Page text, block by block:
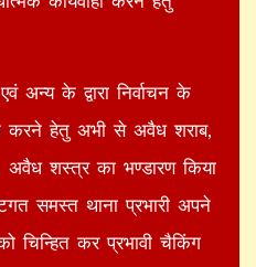
अन्य के द्वारा निर्वाचन के
करने हेतु अभी से अवैध शराब,
शस्त्र का भण्डारण किया
समस्त थाना प्रभारी अपने
चिन्हित कर प्रभावी चैकिंग